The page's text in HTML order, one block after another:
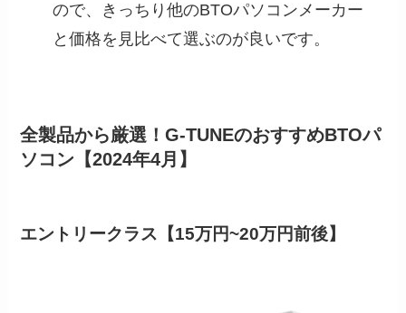
ので、きっちり他のBTOパソコンメーカー
と価格を見比べて選ぶのが良いです。
全製品から厳選！G-TUNEのおすすめBTOパ
ソコン【2024年4月】
エントリークラス【15万円~20万円前後】